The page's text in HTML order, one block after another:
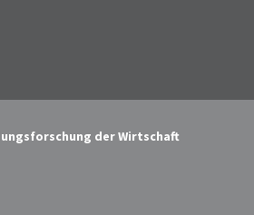
der Wirtschaft